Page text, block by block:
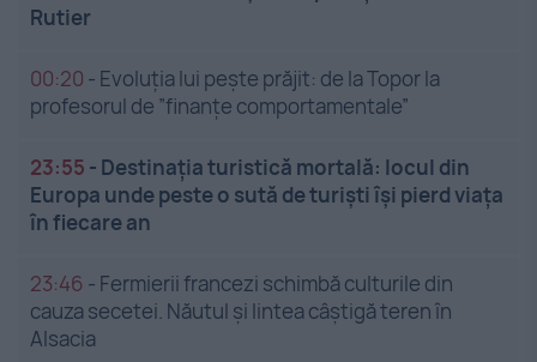
Rutier
00:20 - Evoluția lui pește prăjit: de la Topor la
profesorul de ”finanțe comportamentale”
23:55 - Destinația turistică mortală: locul din
Europa unde peste o sută de turiști își pierd viața
în fiecare an
23:46 - Fermierii francezi schimbă culturile din
cauza secetei. Năutul și lintea câștigă teren în
Alsacia